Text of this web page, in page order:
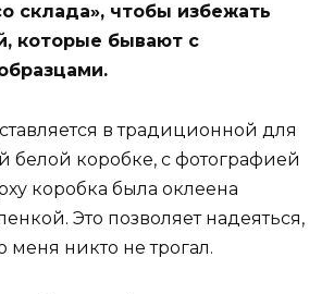
склада», чтобы избежать
которые бывают с
в традиционной для
белой коробке, с фотографией
коробка была оклеена
Это позволяет надеяться,
меня никто не трогал.